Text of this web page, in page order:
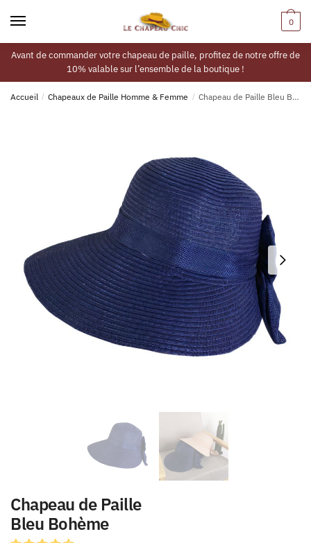
0
Avant de commander votre chapeau de paille, profitez de notre offre de
10% valable sur l’ensemble de la boutique !
Accueil / Chapeaux de Paille Homme & Femme / Chapeau de Paille Bleu Bohème
Chapeau de Paille
Bleu Bohème